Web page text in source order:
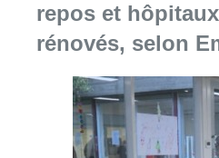
repos et
rénovés, selon